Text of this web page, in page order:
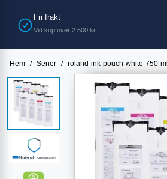
Fri frakt
Vid köp över 2 500 kr
Hem / Serier / roland-ink-pouch-white-750-ml